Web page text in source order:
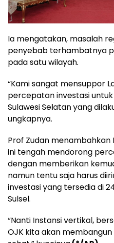
Ia mengatakan, masalah
penyebab terhambatnya
pada satu wilayah.
“Kami sangat mensuppor
percepatan investasi
Sulawesi Selatan yang
ungkapnya.
Prof Zudan menambahkan
ini tengah mendorong
dengan memberikan
namun tentu saja harus
investasi yang tersedia di
Sulsel.
“Nanti Instansi vertikal,
OJK kita akan